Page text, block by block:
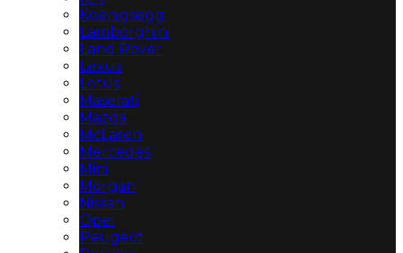
Koenigsegg
Lamborghini
Land Rover
Lexus
Lotus
Maserati
Mazda
McLaren
Mercedes
Mini
Morgan
Nissan
Opel
Peugeot